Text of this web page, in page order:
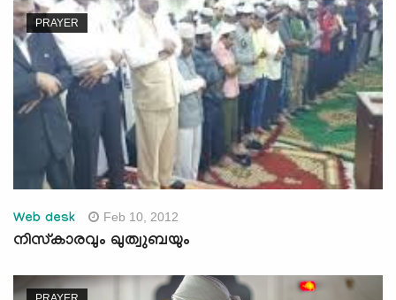
PRAYER
Web desk Feb 10, 2012
നിസ്‌കാരവും ഖുത്വുബയും